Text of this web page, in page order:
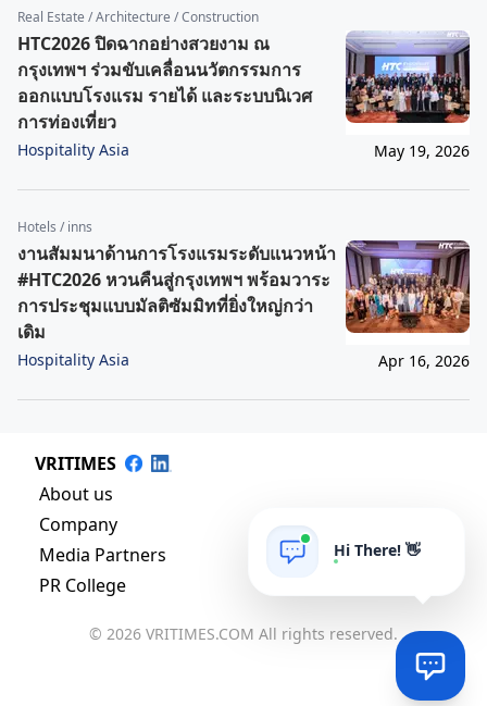
Real Estate / Architecture / Construction
HTC2026 ปิดฉากอย่างสวยงาม ณ
กรุงเทพฯ ร่วมขับเคลื่อนนวัตกรรมการ
ออกแบบโรงแรม รายได้ และระบบนิเวศ
การท่องเที่ยว
Hospitality Asia May 19, 2026
Hotels / inns
งานสัมมนาด้านการโรงแรมระดับแนวหน้า
#HTC2026 หวนคืนสู่กรุงเทพฯ พร้อมวาระ
การประชุมแบบมัลติซัมมิทที่ยิ่งใหญ่กว่า
เดิม
Hospitality Asia Apr 16, 2026
VRITIMES
About us
Company
Media Partners
PR College
© 2026 VRITIMES.COM All rights reserved.
Hi There! 👋